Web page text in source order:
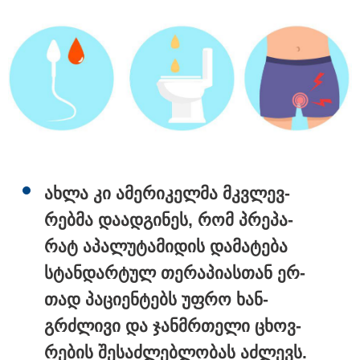
15:49 / 06-08-2026
შეიძინე ალდაგის სამოგზაურო დაზღვევა და მიიღე
გაორმაგებული ინტერნეტი
ახლა კი ამე­რი­კელ­მა მკვლევ­
რებ­მა და­ად­გი­ნეს, რომ პრე­პა­
რატ აპა­ლუ­ტა­მი­დის და­მა­ტე­ბა
სტან­დარ­ტულ თე­რა­პი­ას­თან ერ­
თად პა­ცი­ენ­ტებს უფრო ხან­
გრძლი­ვი და ჯან­მრთე­ლი ცხოვ­
რე­ბის შე­საძ­ლებ­ლო­ბას აძ­ლევს.